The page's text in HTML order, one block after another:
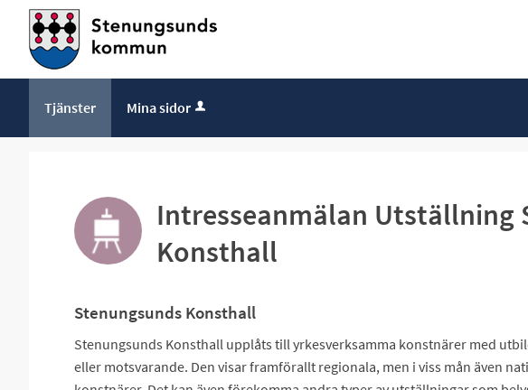
Tjänster Mina sidor
Intresseanmälan Utställning
Konsthall
Stenungsunds Konsthall
Stenungsunds Konsthall upplåts till yrkesverksamma konstnärer med
eller motsvarande. Den visar framförallt regionala, men i viss mån även